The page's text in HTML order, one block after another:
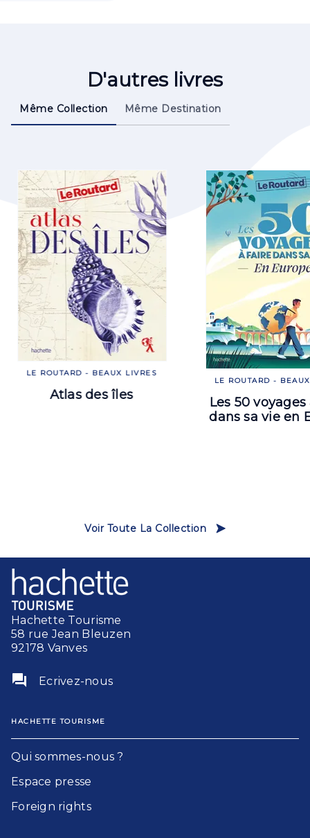
D'autres livres
Même Collection Même Destination
LE ROUTARD - BEAUX LIVRES
Atlas des îles
LE ROUTARD -
Les 50
dans sa vie en
Voir Toute La Collection
Hachette Tourisme
58 rue Jean Bleuzen
92178 Vanves
question_answer Ecrivez-nous
HACHETTE TOURISME
Qui sommes-nous ?
Espace presse
Foreign rights